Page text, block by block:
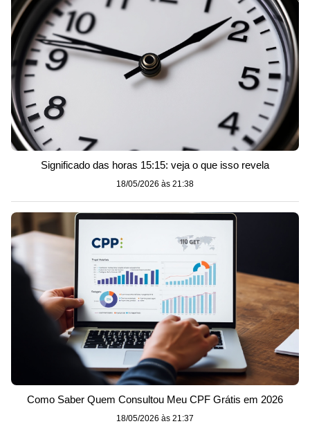
Significado das horas 15:15: veja o que isso revela
18/05/2026 às 21:38
Como Saber Quem Consultou Meu CPF Grátis em 2026
18/05/2026 às 21:37